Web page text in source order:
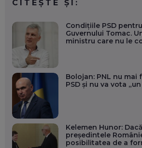
CITEȘTE ȘI:
Condițiile PSD
Guvernului Tomac.
ministru care nu le
Bolojan: PNL nu mai
PSD și nu va vota
Kelemen Hunor:
președintele
posibilitatea de a